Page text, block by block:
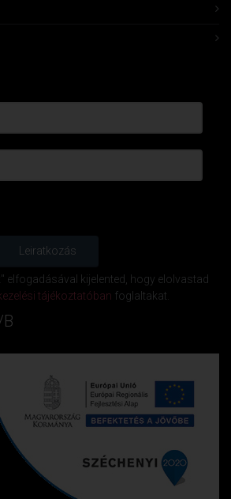
elfogadásával kijelented, hogy elolvastad
tájékoztatóban foglaltakat.